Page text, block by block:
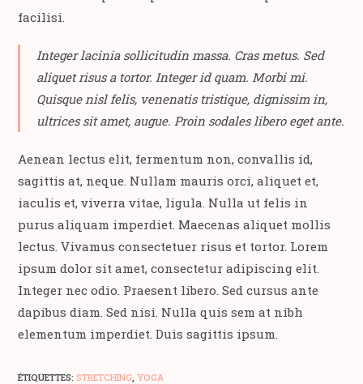
facilisi.
Integer lacinia sollicitudin massa. Cras metus. Sed
aliquet risus a tortor. Integer id quam. Morbi mi.
Quisque nisl felis, venenatis tristique, dignissim in,
ultrices sit amet, augue. Proin sodales libero eget ante.
Aenean lectus elit, fermentum non, convallis id,
sagittis at, neque. Nullam mauris orci, aliquet et,
iaculis et, viverra vitae, ligula. Nulla ut felis in
purus aliquam imperdiet. Maecenas aliquet mollis
lectus. Vivamus consectetuer risus et tortor. Lorem
ipsum dolor sit amet, consectetur adipiscing elit.
Integer nec odio. Praesent libero. Sed cursus ante
dapibus diam. Sed nisi. Nulla quis sem at nibh
elementum imperdiet. Duis sagittis ipsum.
ÉTIQUETTES:STRETCHING, YOGA